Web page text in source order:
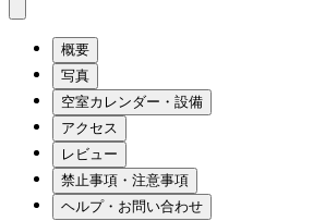
概要
写真
空室カレンダー・設備
アクセス
レビュー
禁止事項・注意事項
ヘルプ・お問い合わせ